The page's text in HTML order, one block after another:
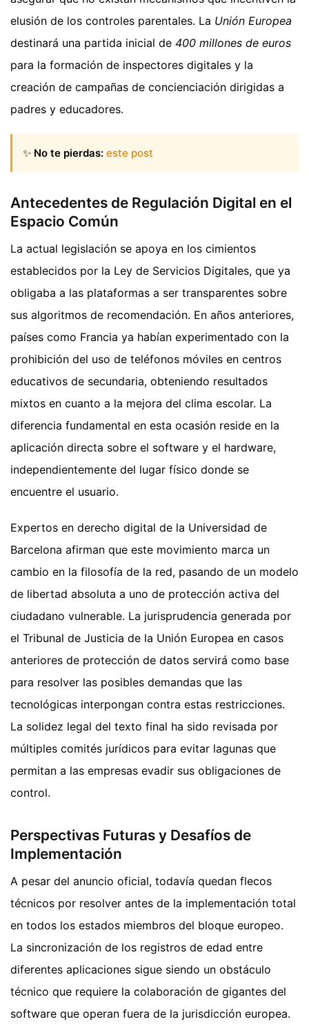
elusión de los controles parentales. La Unión Europea
destinará una partida inicial de 400 millones de euros
para la formación de inspectores digitales y la
creación de campañas de concienciación dirigidas a
padres y educadores.
✨ No te pierdas: este post
Antecedentes de Regulación Digital en el
Espacio Común
La actual legislación se apoya en los cimientos
establecidos por la Ley de Servicios Digitales, que ya
obligaba a las plataformas a ser transparentes sobre
sus algoritmos de recomendación. En años anteriores,
países como Francia ya habían experimentado con la
prohibición del uso de teléfonos móviles en centros
educativos de secundaria, obteniendo resultados
mixtos en cuanto a la mejora del clima escolar. La
diferencia fundamental en esta ocasión reside en la
aplicación directa sobre el software y el hardware,
independientemente del lugar físico donde se
encuentre el usuario.
Expertos en derecho digital de la Universidad de
Barcelona afirman que este movimiento marca un
cambio en la filosofía de la red, pasando de un modelo
de libertad absoluta a uno de protección activa del
ciudadano vulnerable. La jurisprudencia generada por
el Tribunal de Justicia de la Unión Europea en casos
anteriores de protección de datos servirá como base
para resolver las posibles demandas que las
tecnológicas interpongan contra estas restricciones.
La solidez legal del texto final ha sido revisada por
múltiples comités jurídicos para evitar lagunas que
permitan a las empresas evadir sus obligaciones de
control.
Perspectivas Futuras y Desafíos de
Implementación
A pesar del anuncio oficial, todavía quedan flecos
técnicos por resolver antes de la implementación total
en todos los estados miembros del bloque europeo.
La sincronización de los registros de edad entre
diferentes aplicaciones sigue siendo un obstáculo
técnico que requiere la colaboración de gigantes del
software que operan fuera de la jurisdicción europea.